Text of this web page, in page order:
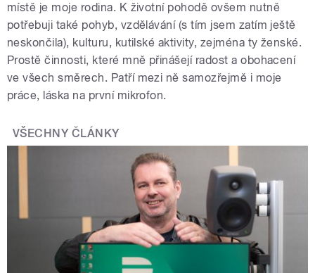
místě je moje rodina. K životní pohodě ovšem nutně
potřebuji také pohyb, vzdělávání (s tím jsem zatím ještě
neskončila), kulturu, kutilské aktivity, zejména ty ženské.
Prostě činnosti, které mně přinášejí radost a obohacení
ve všech směrech. Patří mezi ně samozřejmě i moje
práce, láska na první mikrofon.
VŠECHNY ČLÁNKY